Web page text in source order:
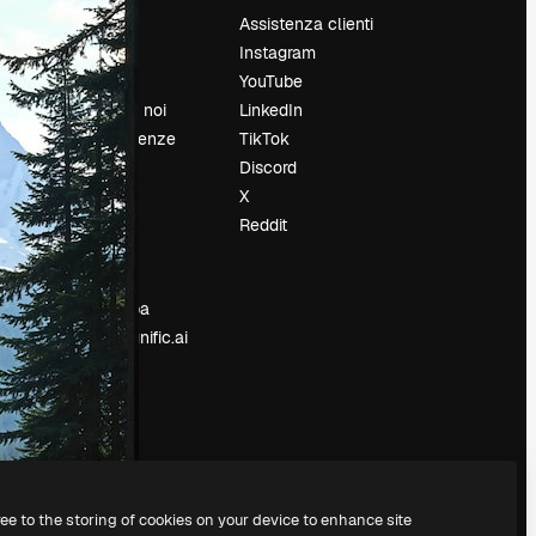
Prezzi
Chi siamo
Recensioni
Lavora con noi
Cerca tendenze
Blog
Eventi
Slidesgo
Vendi i tuoi
contenuti
Sala stampa
Cerchi magnific.ai
Assistenza clienti
Instagram
YouTube
LinkedIn
TikTok
Discord
X
Reddit
to the storing of cookies on your device to enhance site